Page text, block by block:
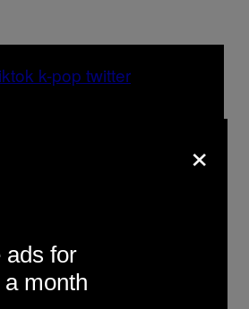
Permalukan Trump,
Bakal Jadi Kekuatan
lebih terhubung dengan
mendukung band
mereka,”
×
ads for
month